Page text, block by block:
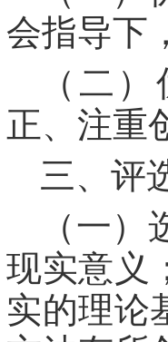
会指导下
（二
正、注重
三、评
（一
现实意义
实的理论